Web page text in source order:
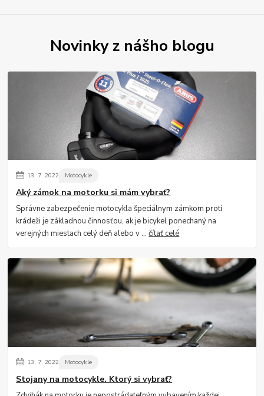
Novinky z nášho blogu
13. 7. 2022 Motocykle
Aký zámok na motorku si mám vybrať?
Správne zabezpečenie motocykla špeciálnym zámkom proti
krádeži je základnou činnosťou, ak je bicykel ponechaný na
verejných miestach celý deň alebo v ...čítať celé
13. 7. 2022 Motocykle
Stojany na motocykle. Ktorý si vybrať?